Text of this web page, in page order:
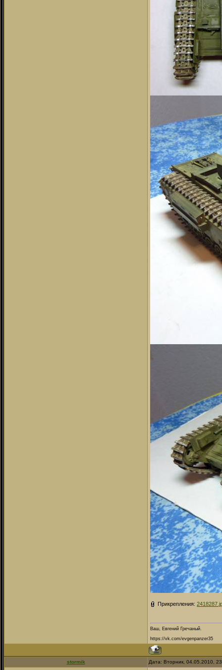
Прикрепления:
Ваш, Евгений Гречаный.
https://vk.com/evgenpanzer35
stormik Дата: Вторник, 04.05.2010,